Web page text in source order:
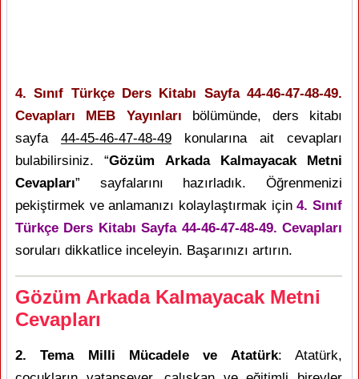
4. Sınıf Türkçe Ders Kitabı Sayfa 44-46-47-48-49.
Cevapları MEB Yayınları bölümünde, ders kitabı
sayfa 44-45-46-47-48-49 konularına ait cevapları
bulabilirsiniz. “Gözüm Arkada Kalmayacak Metni
Cevapları” sayfalarını hazırladık. Öğrenmenizi
pekiştirmek ve anlamanızı kolaylaştırmak için4. Sınıf
Türkçe Ders Kitabı Sayfa 44-46-47-48-49. Cevapları
soruları dikkatlice inceleyin. Başarınızı artırın.
Gözüm Arkada Kalmayacak Metni
Cevapları
2. Tema Milli Mücadele ve Atatürk: Atatürk,